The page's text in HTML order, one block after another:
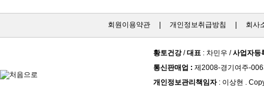
회원이용약관| 개인정보취급방침 회사
황토건강/대표 : 차민우 /사업자등
통신판매업 : 제2008-경기여주-
개인정보관리책임자: 이상현 .